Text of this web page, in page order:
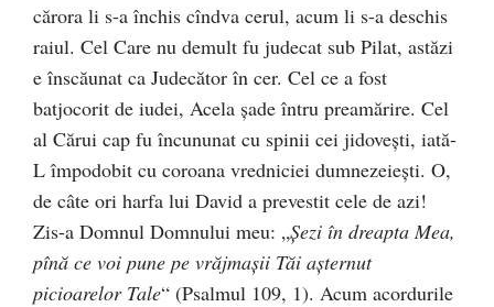
cărora li s-a închis cîndva cerul, acum li s-a deschis
raiul. Cel Care nu demult fu judecat sub Pilat, astăzi
e înscăunat ca Judecător în cer. Cel ce a fost
batjocorit de iudei, Acela şade întru preamărire. Cel
al Cărui cap fu încununat cu spinii cei jidoveşti, iată-
L împodobit cu coroana vredniciei dumnezeieşti. O,
de câte ori harfa lui David a prevestit cele de azi!
Zis-a Domnul Domnului meu: „Şezi în dreapta Mea,
pînă ce voi pune pe vrăjmaşii Tăi aşternut
picioarelor Tale“ (Psalmul 109, 1). Acum acordurile